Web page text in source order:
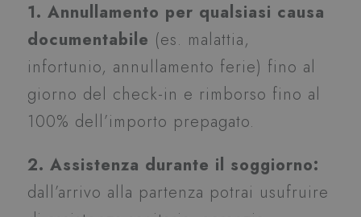
1. Annullamento per qualsiasi causa
documentabile (es. malattia,
infortunio, annullamento ferie) fino al
giorno del check-in e rimborso fino al
100% dell’importo prepagato.
2. Assistenza durante il soggiorno:
dall’arrivo alla partenza potrai usufruire